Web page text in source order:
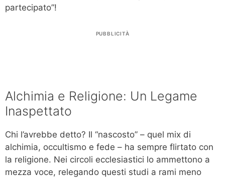
partecipato”!
PUBBLICITÀ
Alchimia e Religione: Un Legame
Inaspettato
Chi l’avrebbe detto? Il “nascosto” – quel mix di
alchimia, occultismo e fede – ha sempre flirtato con
la religione. Nei circoli ecclesiastici lo ammettono a
mezza voce, relegando questi studi a rami meno